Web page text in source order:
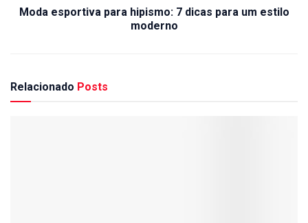
Moda esportiva para hipismo: 7 dicas para um estilo
moderno
Relacionado Posts